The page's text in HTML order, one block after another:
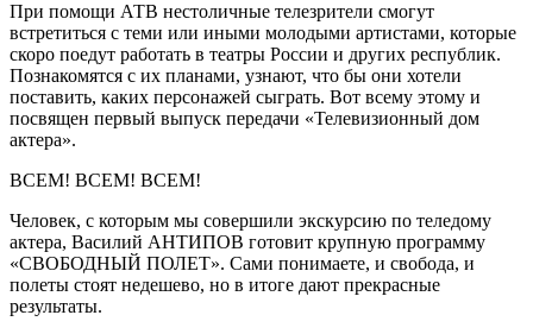
При помощи АТВ нестоличные телезрители смогут
встретиться с теми или иными молодыми артистами, которые
скоро поедут работать в театры России и других республик.
Познакомятся с их планами, узнают, что бы они хотели
поставить, каких персонажей сыграть. Вот всему этому и
посвящен первый выпуск передачи «Телевизионный дом
актера».
ВСЕМ! ВСЕМ! ВСЕМ!
Человек, с которым мы совершили экскурсию по теледому
актера, Василий АНТИПОВ готовит крупную программу
«СВОБОДНЫЙ ПОЛЕТ». Сами понимаете, и свобода, и
полеты стоят недешево, но в итоге дают прекрасные
результаты.